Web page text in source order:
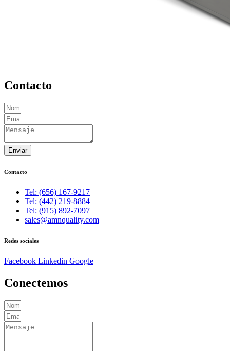
Contacto
Enviar
Contacto
Tel: (656) 167-9217
Tel: (442) 219-8884
Tel: (915) 892-7097
sales@amnquality.com
Redes sociales
Facebook Linkedin Google
Conectemos